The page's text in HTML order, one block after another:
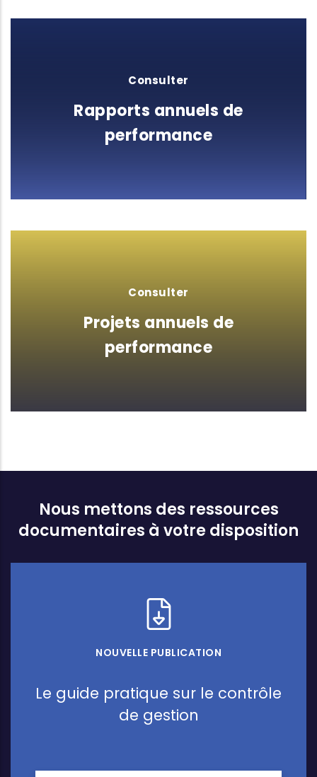
Consulter
Rapports annuels de
performance
Consulter
Projets annuels de
performance
Nous mettons des ressources
documentaires à votre disposition
NOUVELLE PUBLICATION
Le guide pratique sur le contrôle
de gestion